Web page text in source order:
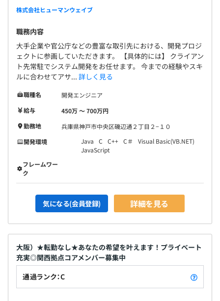
株式会社ヒューマンウェイブ
職務内容
大手企業や官公庁などの豊富な取引先における、開発プロジ
ェクトに参画していただきます。 【具体的には】 クライアン
ト先常駐でシステム開発をお任せます。 今までの経験やスキ
ルに合わせてアサ... 詳しく見る
職種名
開発エンジニア
給与
450万 〜 700万円
勤務地
兵庫県神戸市中央区磯辺通２丁目２−１０
開発環境
Java C C++ C＃
Visual Basic(VB.NET)
JavaScript
フレームワー
ク
気になる(会員登録) 詳細を見る
大阪）★転勤なし★あなたの希望を叶えます！プライベート
充実◎関西拠点コアメンバー募集中
通過ランク：C